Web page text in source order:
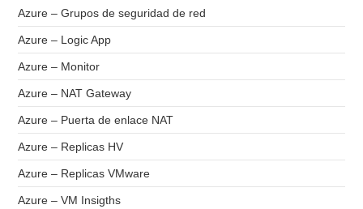
Azure – Grupos de seguridad de red
Azure – Logic App
Azure – Monitor
Azure – NAT Gateway
Azure – Puerta de enlace NAT
Azure – Replicas HV
Azure – Replicas VMware
Azure – VM Insigths